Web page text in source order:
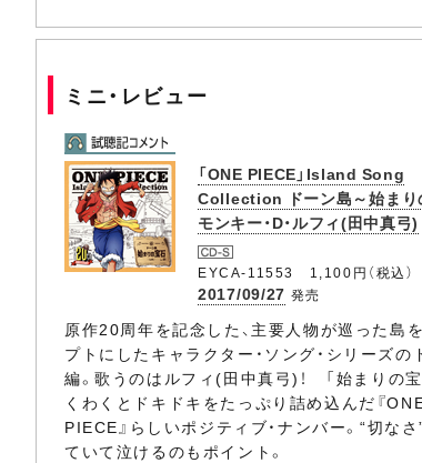
ミニ・レビュー
「ONE PIECE」Island Song
Collection ドーン島～始まり
モンキー・D・ルフィ(田中真弓)
EYCA-11553 1,100円（税込）
2017/09/27 発売
原作20周年を記念した、主要人物が巡った島
プトにしたキャラクター・ソング・シリーズの
編。歌うのはルフィ(田中真弓)！ 「始まりの宝
くわくとドキドキをたっぷり詰め込んだ『
PIECE』らしいポジティブ・ナンバー。“切な
ていて泣けるのもポイント。